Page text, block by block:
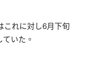
これに対し6月下旬
いた。